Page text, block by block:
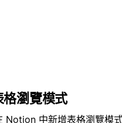
格瀏覽模式
Notion 中新增表格瀏覽模